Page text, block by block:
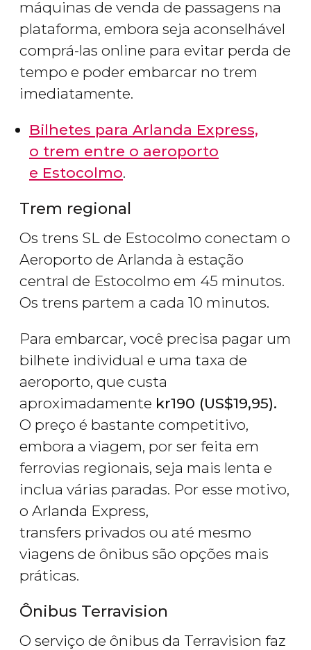
máquinas de venda de passagens na
plataforma, embora seja aconselhável
comprá-las online para evitar perda de
tempo e poder embarcar no trem
imediatamente.
Bilhetes para Arlanda Express,
o trem entre o aeroporto
e Estocolmo.
Trem regional
Os trens SL de Estocolmo conectam o
Aeroporto de Arlanda à estação
central de Estocolmo em 45 minutos.
Os trens partem a cada 10 minutos.
Para embarcar, você precisa pagar um
bilhete individual e uma taxa de
aeroporto, que custa
aproximadamente kr190 (US$19,95).
O preço é bastante competitivo,
embora a viagem, por ser feita em
ferrovias regionais, seja mais lenta e
inclua várias paradas. Por esse motivo,
o Arlanda Express,
transfers privados ou até mesmo
viagens de ônibus são opções mais
práticas.
Ônibus Terravision
O serviço de ônibus da Terravision faz